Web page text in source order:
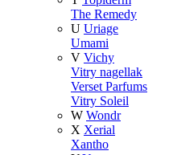
The Remedy
U Uriage
Umami
V Vichy
Vitry nagellak
Verset Parfums
Vitry Soleil
W Wondr
X Xerial
Xantho